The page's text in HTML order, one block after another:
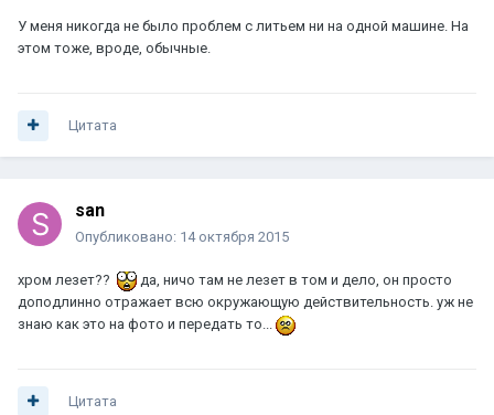
У меня никогда не было проблем с литьем ни на одной машине. На
этом тоже, вроде, обычные.
Цитата
san
Опубликовано: 14 октября 2015
хром лезет??
да, ничо там не лезет в том и дело, он просто
доподлинно отражает всю окружающую действительность. уж не
знаю как это на фото и передать то...
Цитата